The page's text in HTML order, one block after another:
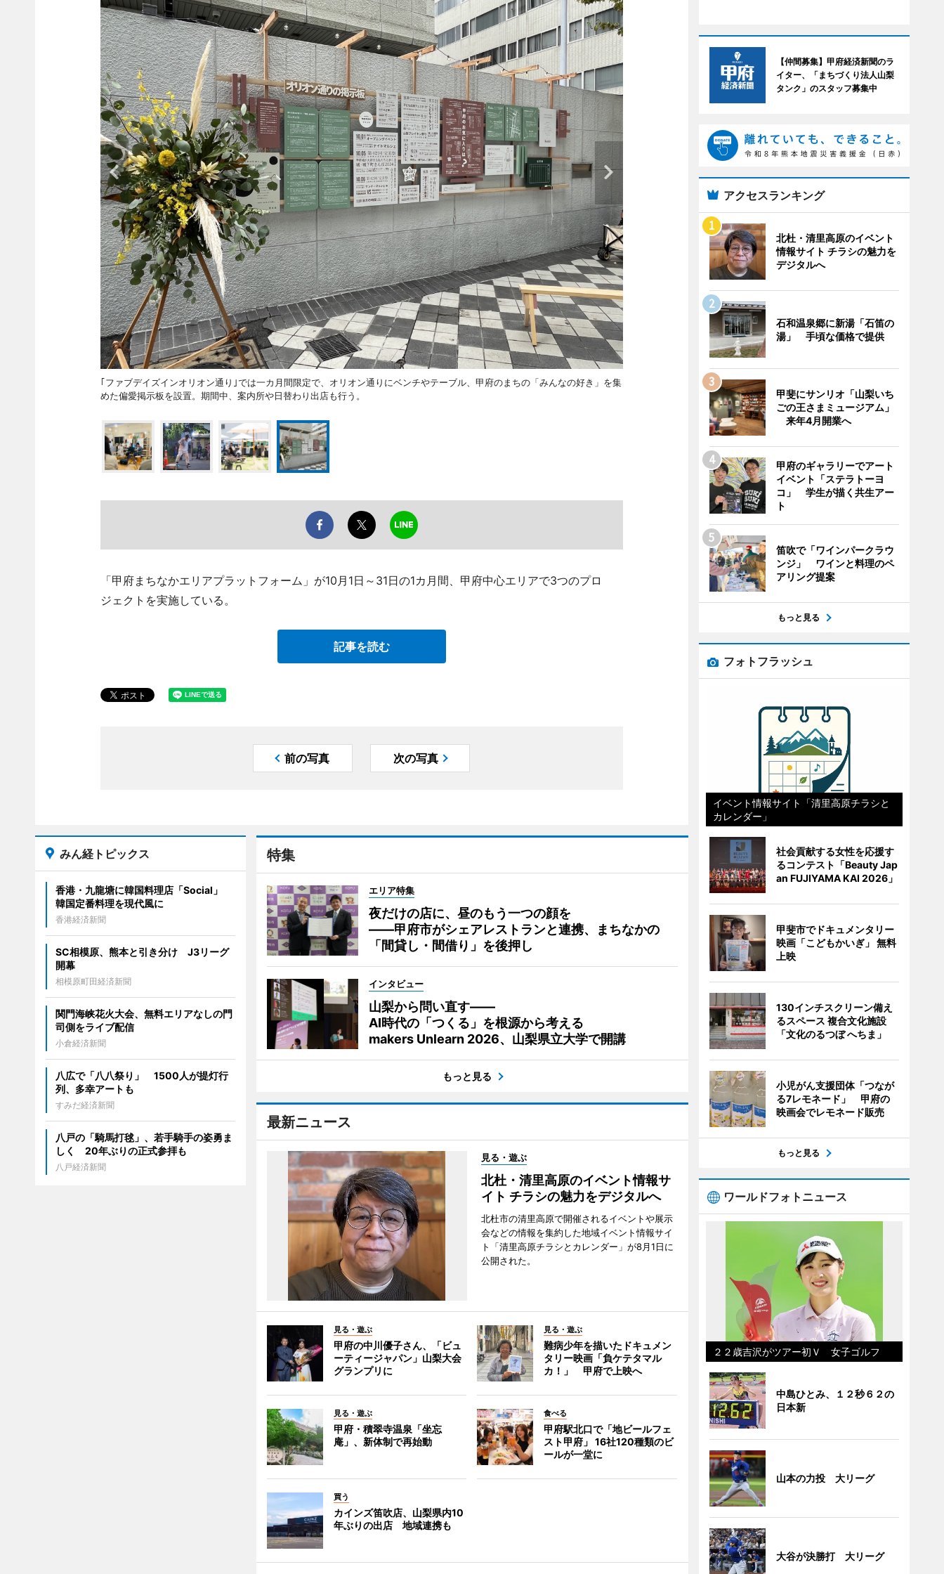
｢ファブデイズインオリオン通り｣では一カ月間限定で、オリオン通りにベンチやテーブル、甲府のまちの「みんなの好き」を集
めた偏愛掲示板を設置。期間中、案内所や日替わり出店も行う。
「甲府まちなかエリアプラットフォーム」が10月1日～31日の1カ月間、甲府中心エリアで3つのプロ
ジェクトを実施している。
記事を読む
前の写真 次の写真
特集
エリア特集
夜だけの店に、昼のもう一つの顔を
――甲府市がシェアレストランと連携、まちなかの
「間貸し・間借り」を後押し
インタビュー
山梨から問い直す――
AI時代の「つくる」を根源から考える
makers Unlearn 2026、山梨県立大学で開講
もっと見る
最新ニュース
見る・遊ぶ
北杜・清里高原のイベント情報サ
イト チラシの魅力をデジタルへ
北杜市の清里高原で開催されるイベントや展示
会などの情報を集約した地域イベント情報サイ
ト「清里高原チラシとカレンダー」が8月1日に
公開された。
見る・遊ぶ
甲府の中川優子さん、「ビュ
ーティージャパン」山梨大会
グランプリに
見る・遊ぶ
難病少年を描いたドキュメン
タリー映画「負ケテタマル
カ！」 甲府で上映へ
見る・遊ぶ
甲府・積翠寺温泉「坐忘
庵」、新体制で再始動
食べる
甲府駅北口で「地ビールフェ
スト甲府」 16社120種類のビ
ールが一堂に
買う
カインズ笛吹店、山梨県内10
年ぶりの出店 地域連携も
みん経トピックス
香港・九龍塘に韓国料理店「Social」
韓国定番料理を現代風に
香港経済新聞
SC相模原、熊本と引き分け J3リーグ
開幕
相模原町田経済新聞
関門海峡花火大会、無料エリアなしの門
司側をライブ配信
小倉経済新聞
八広で「八八祭り」 1500人が提灯行
列、多幸アートも
すみだ経済新聞
八戸の「騎馬打毬」、若手騎手の姿勇ま
しく 20年ぶりの正式参拝も
八戸経済新聞
【仲間募集】甲府経済新聞のラ
イター、「まちづくり法人山梨
タンク」のスタッフ募集中
アクセスランキング
北杜・清里高原のイベント
情報サイト チラシの魅力を
デジタルへ
石和温泉郷に新湯「石笛の
湯」 手頃な価格で提供
甲斐にサンリオ「山梨いち
ごの王さまミュージアム」
来年4月開業へ
甲府のギャラリーでアート
イベント「ステラトーヨ
コ」 学生が描く共生アー
ト
笛吹で「ワインパークラウ
ンジ」 ワインと料理のペ
アリング提案
もっと見る
フォトフラッシュ
イベント情報サイト「清里高原チラシと
カレンダー」
社会貢献する女性を応援す
るコンテスト「Beauty Jap
an FUJIYAMA KAI 2026」
甲斐市でドキュメンタリー
映画「こどもかいぎ」 無料
上映
130インチスクリーン備え
るスペース 複合文化施設
「文化のるつぼ へちま」
小児がん支援団体「つなが
る7レモネード」 甲府の
映画会でレモネード販売
もっと見る
ワールドフォトニュース
２２歳吉沢がツアー初Ｖ 女子ゴルフ
中島ひとみ、１２秒６２の
日本新
山本の力投 大リーグ
大谷が決勝打 大リーグ